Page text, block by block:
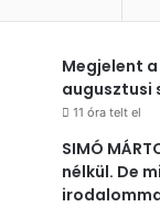
Megjelent a
augusztusi
11 óra telt el
SIMÓ
nélkül. De